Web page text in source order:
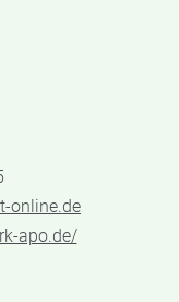
online.de
apo.de/